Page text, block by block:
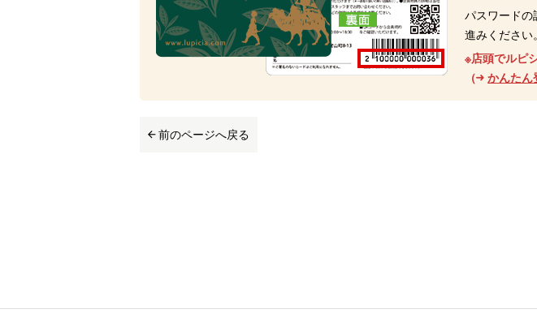
パスワードの
進みください。
※店頭でルピ
（
かんたん
前のページへ戻る